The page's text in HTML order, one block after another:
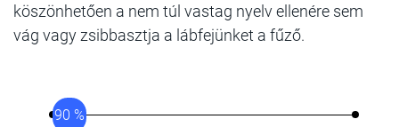
köszönhetően a nem túl vastag nyelv ellenére sem
vág vagy zsibbasztja a lábfejünket a fűző.
90 %